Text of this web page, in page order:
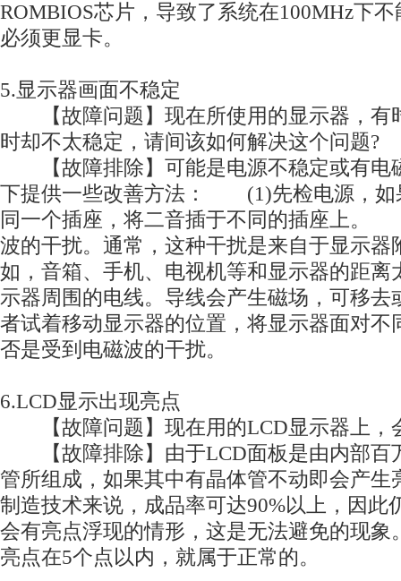
ROMBIOS芯片，导致了系统在100MHz下
必须更显卡。
5.显示器画面不稳定
【故障问题】现在所使用的显示器，有
时却不太稳定，请间该如何解决这个问题?
【故障排除】可能是电源不稳定或有电
下提供一些改善方法： (1)先检电源，如
同一个插座，将二音插于不同的插座上
波的干扰。通常，这种干扰是来自于显示器
如，音箱、手机、电视机等和显示器的
示器周围的电线。导线会产生磁场，可移去
者试着移动显示器的位置，将显示器面对不
否是受到电磁波的干扰。
6.LCD显示出现亮点
【故障问题】现在用的LCD显示器上，
【故障排除】由于LCD面板是由内部百
管所组成，如果其中有晶体管不动即会产生
制造技术来说，成品率可达90%以上，因此
会有亮点浮现的情形，这是无法避免的现象
亮点在5个点以内，就属于正常的。